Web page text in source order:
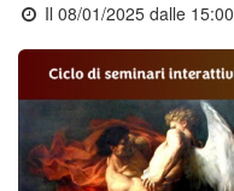
Il 08/01/2025 dalle 15:00